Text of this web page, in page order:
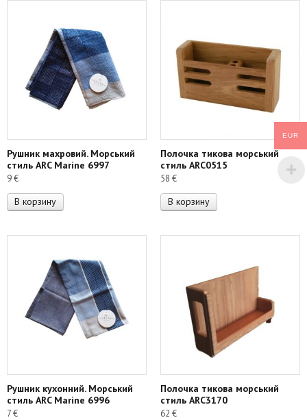
Рушник махровий. Морський
стиль ARC Marine 6997
9€
В корзину
Полочка тикова морський
стиль ARC0515
58 €
В корзину
Рушник кухонний. Морський
стиль ARC Marine 6996
7€
Полочка тикова морський
стиль ARC3170
62 €
EUR